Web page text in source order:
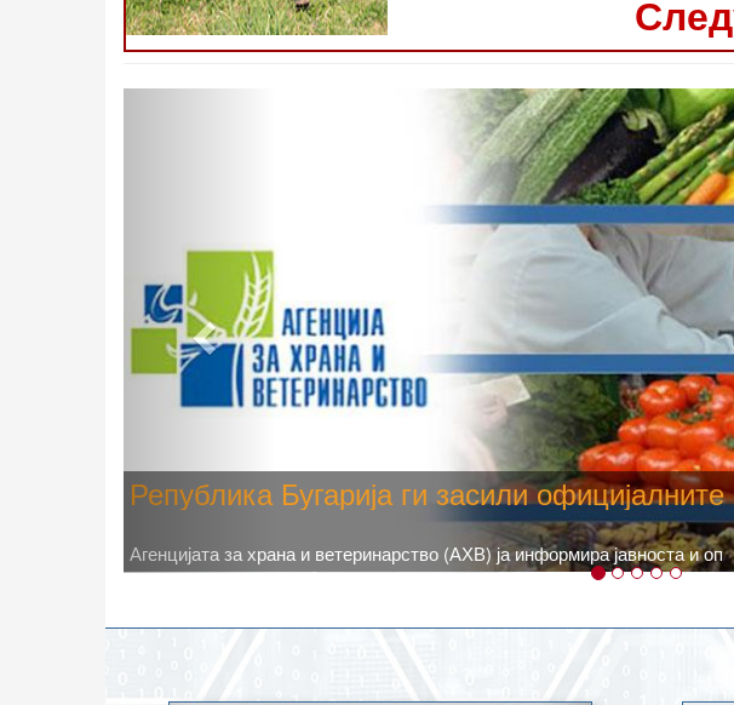
Високите температури ризик од труење со
животните
Новото најавено зголемување на дневните температури, кое според
степени, ги зголемува ризиците од појава на труење со храна.